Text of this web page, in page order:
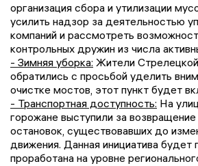
организация сбора и утилизации
усилить надзор за деятельностью
компаний и рассмотреть
контрольных дружин из числа
- Зимняя уборка: Жители
обратились с просьбой уделить
очистке мостов, этот пункт будет
- Транспортная доступность: На
горожане выступили за
остановок, существовавших до
движения. Данная инициатива
проработана на уровне